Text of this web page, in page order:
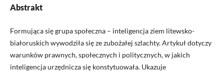
Abstrakt
Formująca się grupa społeczna – inteligencja ziem litewsko-
białoruskich wywodziła się ze zubożałej szlachty. Artykuł dotyczy
warunków prawnych, społecznych i politycznych, w jakich
inteligencja urzędnicza się konstytuowała. Ukazuje